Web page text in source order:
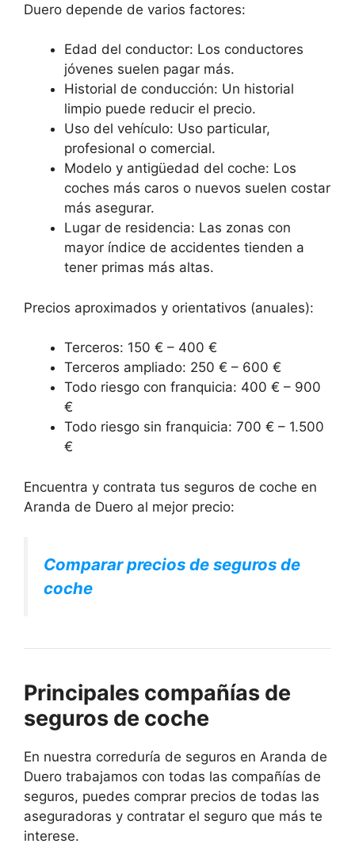
Duero depende de varios factores:
Edad del conductor: Los conductores
jóvenes suelen pagar más.
Historial de conducción: Un historial
limpio puede reducir el precio.
Uso del vehículo: Uso particular,
profesional o comercial.
Modelo y antigüedad del coche: Los
coches más caros o nuevos suelen costar
más asegurar.
Lugar de residencia: Las zonas con
mayor índice de accidentes tienden a
tener primas más altas.
Precios aproximados y orientativos (anuales):
Terceros: 150 € – 400 €
Terceros ampliado: 250 € – 600 €
Todo riesgo con franquicia: 400 € – 900
€
Todo riesgo sin franquicia: 700 € – 1.500
€
Encuentra y contrata tus seguros de coche en
Aranda de Duero al mejor precio:
Comparar precios de seguros de
coche
Principales compañías de
seguros de coche
En nuestra correduría de seguros en Aranda de
Duero trabajamos con todas las compañías de
seguros, puedes comprar precios de todas las
aseguradoras y contratar el seguro que más te
interese.